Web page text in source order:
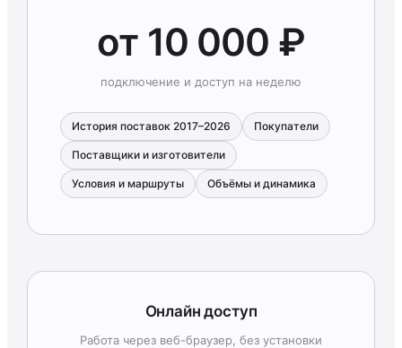
от 10 000 ₽
подключение и доступ на неделю
История поставок 2017–2026 Покупатели
Поставщики и изготовители
Условия и маршруты Объёмы и динамика
Онлайн доступ
Работа через веб-браузер, без установки